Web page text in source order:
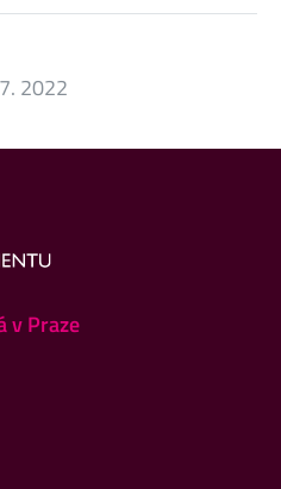
2022
v Praze